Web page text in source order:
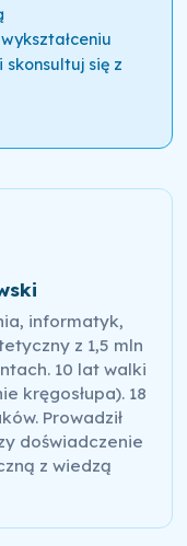
się z
informatyk,
z 1,5 mln
10 lat walki
kręgosłupa). 18
Prowadził
doświadczenie
z wiedzą